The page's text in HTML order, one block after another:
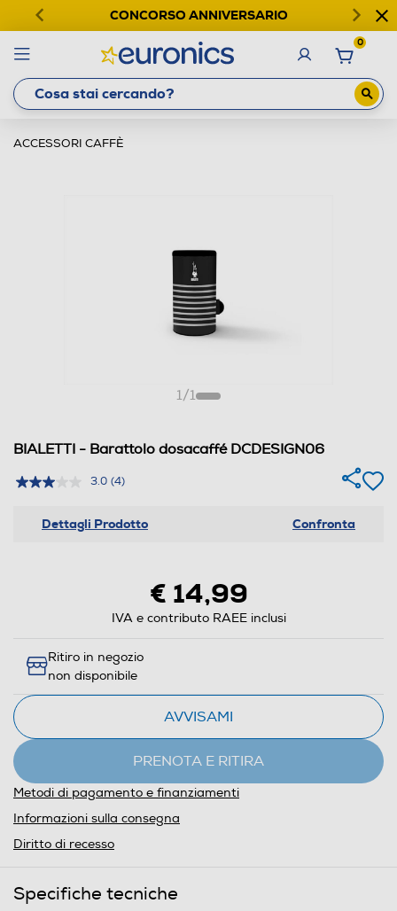
CONCORSO ANNIVERSARIO
0
ACCESSORI CAFFÈ
1/1
BIALETTI - Barattolo dosacaffé DCDESIGN06
3.0 (4)
Dettagli Prodotto Confronta
€ 14,99
IVA e contributo RAEE inclusi
Ritiro in negozio
non disponibile
AVVISAMI
PRENOTA E RITIRA
Metodi di pagamento e finanziamenti
Informazioni sulla consegna
Diritto di recesso
Specifiche tecniche